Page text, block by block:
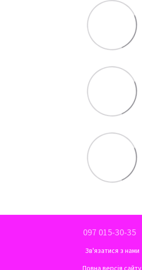
097 015-30-35
Зв'язатися з нами